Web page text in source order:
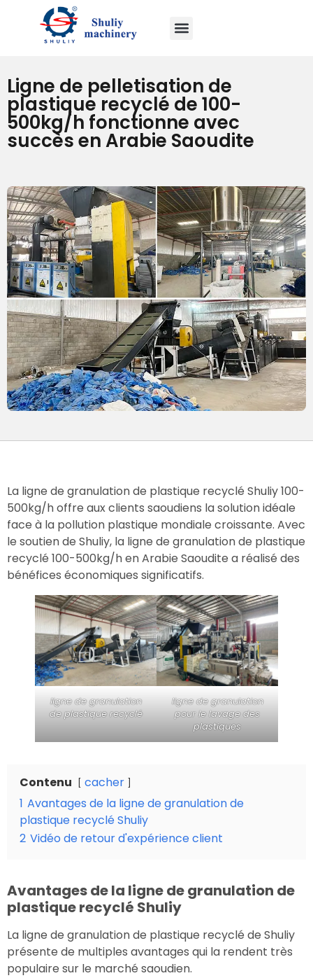
Ligne de pelletisation de
plastique recyclé de 100-
500kg/h fonctionne avec
succès en Arabie Saoudite
La ligne de granulation de plastique recyclé Shuliy 100-
500kg/h offre aux clients saoudiens la solution idéale
face à la pollution plastique mondiale croissante. Avec
le soutien de Shuliy, la ligne de granulation de plastique
recyclé 100-500kg/h en Arabie Saoudite a réalisé des
bénéfices économiques significatifs.
ligne de granulation
de plastique recyclé
ligne de granulation
pour le lavage des
plastiques
Contenu
cacher
1 Avantages de la ligne de granulation de
plastique recyclé Shuliy
2 Vidéo de retour d'expérience client
Avantages de la ligne de granulation de
plastique recyclé Shuliy
La ligne de granulation de plastique recyclé de Shuliy
présente de multiples avantages qui la rendent très
populaire sur le marché saoudien.